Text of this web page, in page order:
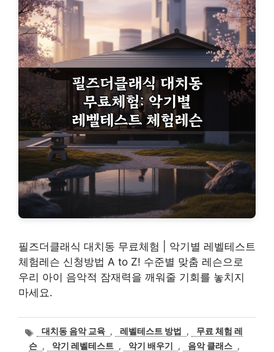
필즈더클래식 대치동 무료체험 | 악기별 레벨테스트
체험레슨 신청방법 A to Z! 수준별 맞춤 레슨으로
우리 아이 음악적 잠재력을 깨워줄 기회를 놓치지
마세요.
태대치동 음악 교육 , 레벨테스트 방법 ,
무료 체험 레
슨 , 악기 레벨테스트 , 악기 배우기 , 음악 클래스 ,